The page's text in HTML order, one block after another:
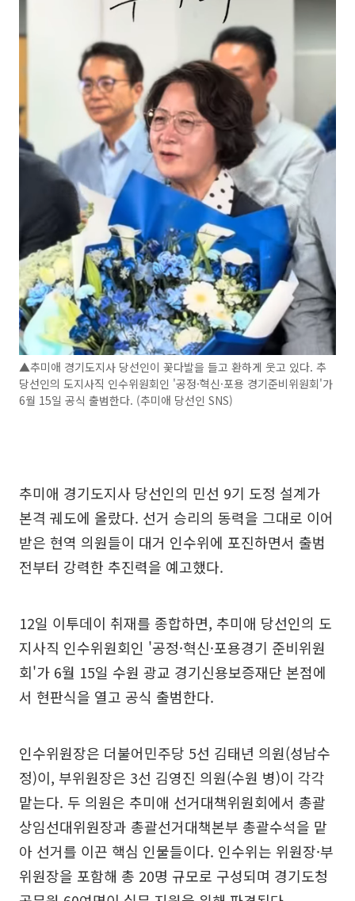
▲추미애 경기도지사 당선인이 꽃다발을 들고 환하게 웃고 있다. 추
당선인의 도지사직 인수위원회인 '공정·혁신·포용 경기준비위원회'가
6월 15일 공식 출범한다. (추미애 당선인 SNS)
추미애 경기도지사 당선인의 민선 9기 도정 설계가
본격 궤도에 올랐다. 선거 승리의 동력을 그대로 이어
받은 현역 의원들이 대거 인수위에 포진하면서 출범
전부터 강력한 추진력을 예고했다.
12일 이투데이 취재를 종합하면, 추미애 당선인의 도
지사직 인수위원회인 '공정·혁신·포용경기 준비위원
회'가 6월 15일 수원 광교 경기신용보증재단 본점에
서 현판식을 열고 공식 출범한다.
인수위원장은 더불어민주당 5선 김태년 의원(성남수
정)이, 부위원장은 3선 김영진 의원(수원 병)이 각각
맡는다. 두 의원은 추미애 선거대책위원회에서 총괄
상임선대위원장과 총괄선거대책본부 총괄수석을 맡
아 선거를 이끈 핵심 인물들이다. 인수위는 위원장·부
위원장을 포함해 총 20명 규모로 구성되며 경기도청